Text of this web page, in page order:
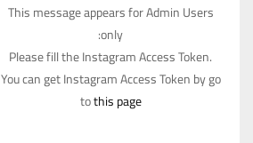
This message appears for Admin Users
only:
Please fill the Instagram Access Token.
You can get Instagram Access Token by go
tothis page